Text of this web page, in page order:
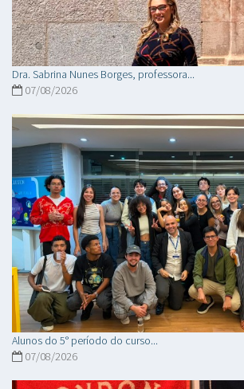
Dra. Sabrina Nunes Borges, professora...
07/08/2026
Alunos do 5° período do curso...
07/08/2026